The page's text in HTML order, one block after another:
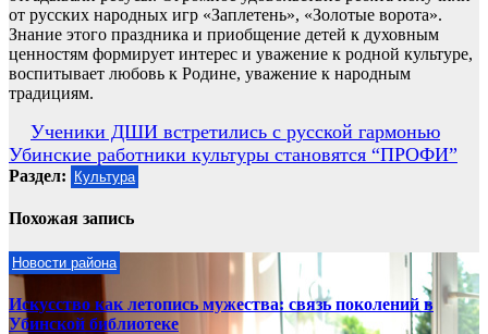
от русских народных игр «Заплетень», «Золотые ворота».
Знание этого праздника и приобщение детей к духовным
ценностям формирует интерес и уважение к родной культуре,
воспитывает любовь к Родине, уважение к народным
традициям.
Навигация
по
записям
Ученики ДШИ встретились с русской гармонью
Убинские работники культуры становятся “ПРОФИ”
Раздел: Культура
Похожая запись
Новости района
Искусство как летопись мужества: связь поколений в
Убинской библиотеке